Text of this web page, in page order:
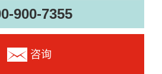
900-7355
咨询